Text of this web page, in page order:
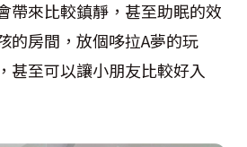
帶來比較鎮靜，甚至助眠的效
的房間，放個哆拉A夢的玩
甚至可以讓小朋友比較好入